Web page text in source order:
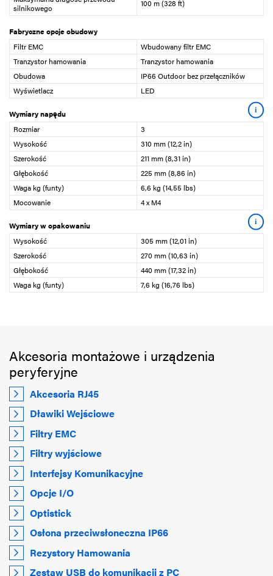
silnikowego
100 m (328 ft)
Fabryczne opcje obudowy
Filtr EMC
Wbudowany filtr EMC
Tranzystor hamowania
Tranzystor hamowania
Obudowa
IP66 Outdoor bez przełączników
Wyświetlacz
LED
Wymiary napędu i
Rozmiar
3
Wysokość
310 mm (12,2 in)
Szerokość
211 mm (8,31 in)
Głębokość
225 mm (8,86 in)
Waga kg (funty)
6,6 kg (14,55 lbs)
Mocowanie
4 x M4
Wymiary w opakowaniu i
Wysokość
305 mm (12,01 in)
Szerokość
270 mm (10,63 in)
Głębokość
440 mm (17,32 in)
Waga kg (funty)
7,6 kg (16,76 lbs)
Akcesoria montażowe i urządzenia
peryferyjne
Akcesoria RJ45
Dławiki Wejściowe
Filtry EMC
Filtry wyjściowe
Interfejsy Komunikacyjne
Opcje I/O
Optistick
Osłona przeciwsłoneczna IP66
Rezystory Hamowania
Zestaw USB do komunikacji z PC